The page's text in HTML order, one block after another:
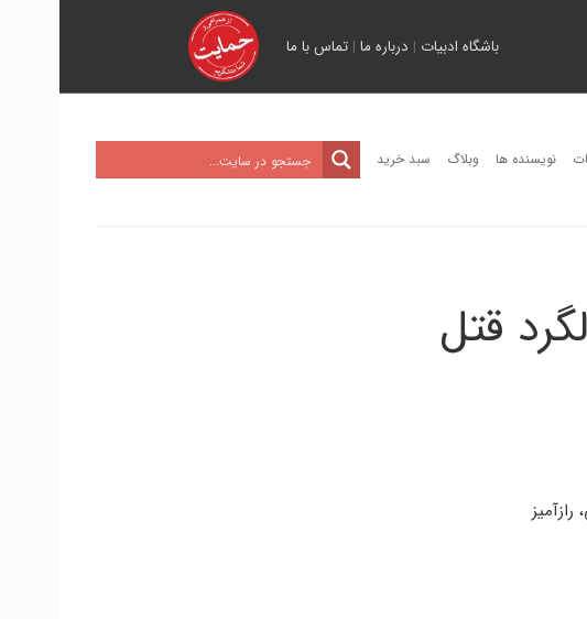
باشگاه ادبیات | درباره ما |تماس با ما
نویسنده ها وبلاگ سبد خرید
قتل